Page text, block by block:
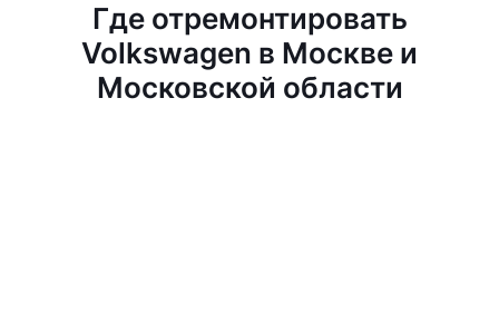
Где отремонтировать
Volkswagen в Москве и
Московской области